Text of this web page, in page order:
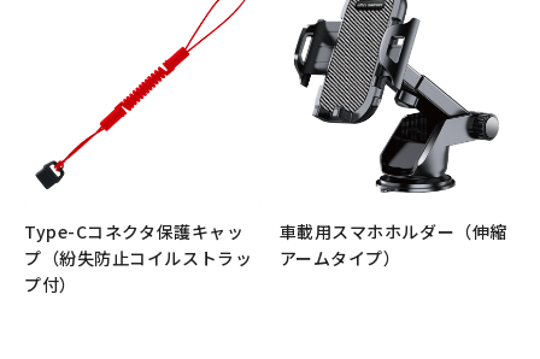
Type-Cコネクタ保護キャッ
プ（紛失防止コイルストラッ
プ付）
車載用スマホホルダー（伸縮
アームタイプ）